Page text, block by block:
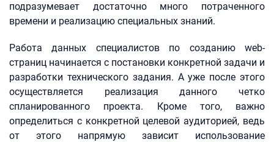
подразумевает достаточно много потраченного
времени и реализацию специальных знаний.
Работа данных специалистов по созданию web-
страниц начинается с постановки конкретной задачи и
разработки технического задания. А уже после этого
осуществляется реализация данного четко
спланированного проекта. Кроме того, важно
определиться с конкретной целевой аудиторией, ведь
от этого напрямую зависит использование